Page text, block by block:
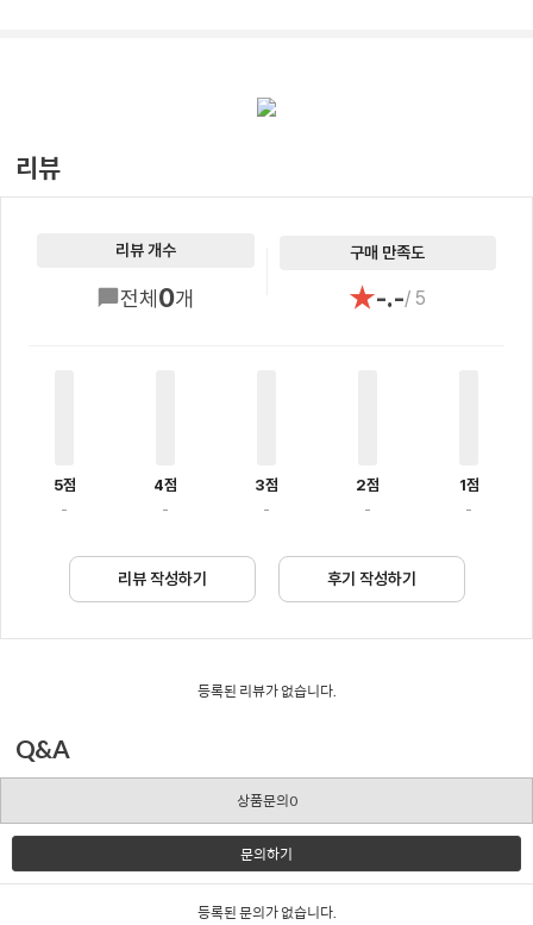
리뷰
리뷰 개수
전체0개
구매 만족도
★-.-/ 5
5점
-
4점
-
3점
-
2점
-
1점
-
리뷰 작성하기 후기 작성하기
등록된 리뷰가 없습니다.
Q&A
상품문의0
문의하기
등록된 문의가 없습니다.